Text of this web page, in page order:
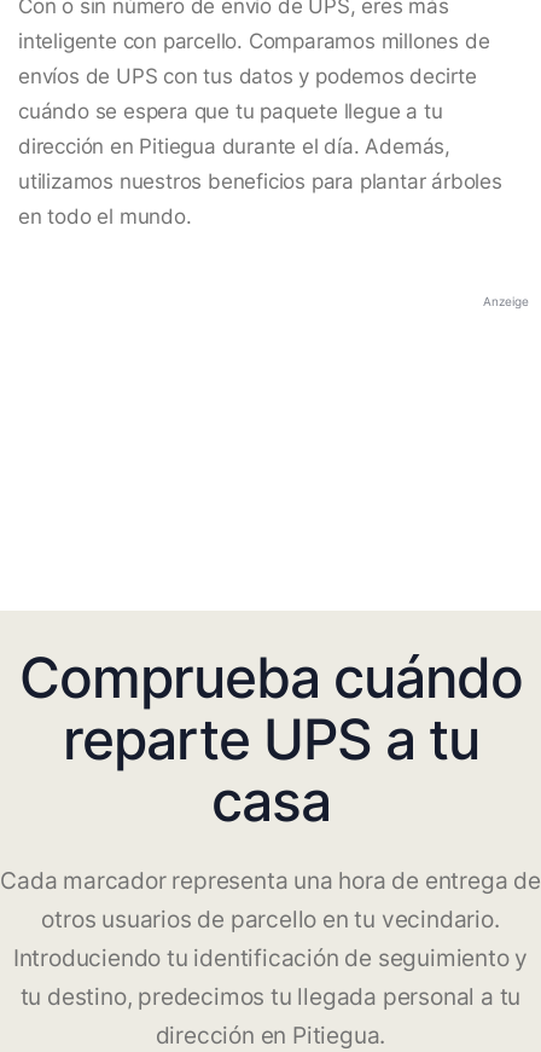
Con o sin número de envío de UPS, eres más
inteligente con parcello. Comparamos millones de
envíos de UPS con tus datos y podemos decirte
cuándo se espera que tu paquete llegue a tu
dirección en Pitiegua durante el día. Además,
utilizamos nuestros beneficios para plantar árboles
en todo el mundo.
Anzeige
Comprueba cuándo
reparte UPS a tu
casa
Cada marcador representa una hora de entrega de
otros usuarios de parcello en tu vecindario.
Introduciendo tu identificación de seguimiento y
tu destino, predecimos tu llegada personal a tu
dirección en Pitiegua.